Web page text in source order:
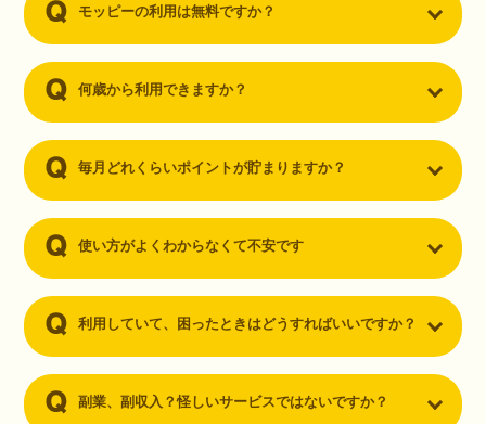
るならと無料登録して、クレジットカードの発行やアプリダウンロー
モッピーの利用は無料ですか？
何歳から利用できますか？
毎月どれくらいポイントが貯まりますか？
使い方がよくわからなくて不安です
利用していて、困ったときはどうすればいいですか？
副業、副収入？怪しいサービスではないですか？